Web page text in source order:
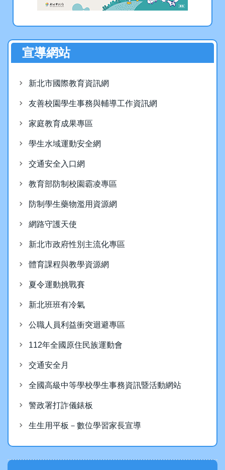
恭賀!!本校參加114學年度新
2026-04-20
賀！本校學生參加2025AMC
教務處
賀！本校學生參加114年全國
孝道教育：大聲說『孝』心連
結微電影徵件競賽榮獲優選！
獨眼的殘數-第14屆中和盃數
宣導網站
新北市國際教育資訊網
友善校園學生事務與輔導工作資訊網
家庭教育成果專區
學生水域運動安全網
交通安全入口網
教育部防制校園霸凌專區
防制學生藥物濫用資源網
網路守護天使
新北市政府性別主流化專區
體育課程與教學資源網
夏令運動挑戰賽
新北班班有冷氣
公職人員利益衝突迴避專區
112年全國原住民族運動會
交通安全月
全國高級中等學校學生事務資訊暨活動網站
警政署打詐儀錶板
生生用平板－數位學習家長宣導